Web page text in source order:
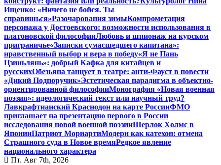
Ищенко: «Ничего не бойся. Ты
справишься»Разочарования зимыКомпрометация
персонажа у Достоевского: возможности использования в
платоновской философииЛюбовь и шпионаж на курском
приграничье«Записки сумасшедшего капитана»:
нравственный выбор и вера в победу«Я не Пань
Цзиньлянь»: добрый Кафка для китайцев и
русскихОбезьяна танцует в театре: анти-Фауст в повести
«Дикий Подпоручик»Эстетическая парадигма в объектно-
ориентированной философииМонография «Новая военная
поэзия»: идеологический текст или научный труд?
Лавкрафтианский Краснодон на карте РоссииФМО
приглашает на презентацию первого в России
исследования новой военной поэзииШерлок Холмс в
ЯпонииПатриот МориартиМодерн как катехон: отмена
Страшного суда в Новое времяРедкое явление
национального характера
Пт. Авг 7th, 2026